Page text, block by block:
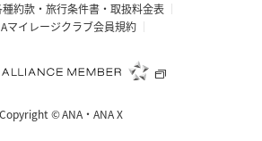
約款・旅行条件書・取扱料金表
マイレージクラブ会員規約
Copyright ©ANA・ANA X